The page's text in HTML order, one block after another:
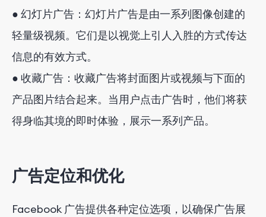
● 幻灯片广告：幻灯片广告是由一系列图像创建的
轻量级视频。它们是以视觉上引人入胜的方式传达
信息的有效方式。
● 收藏广告：收藏广告将封面图片或视频与下面的
产品图片结合起来。当用户点击广告时，他们将获
得身临其境的即时体验，展示一系列产品。
广告定位和优化
Facebook 广告提供各种定位选项，以确保广告展